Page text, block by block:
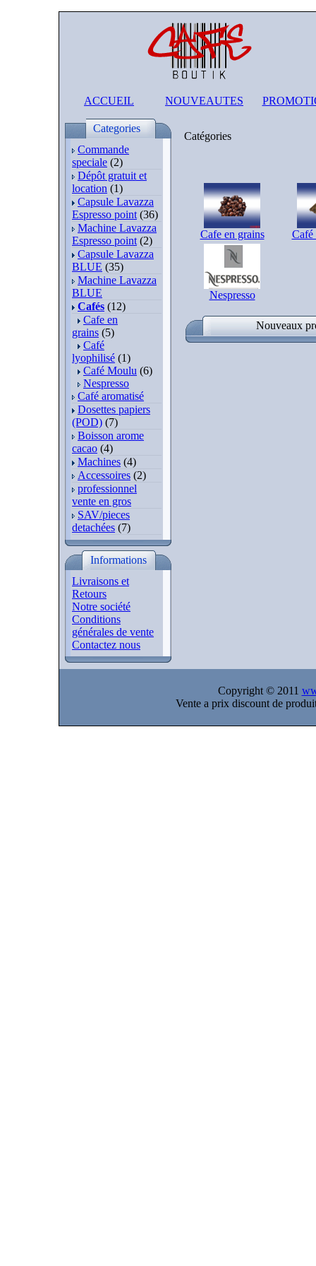
ACCUEIL NOUVEAUTES
Categories
Commande
speciale (2)
Dépôt gratuit et
location (1)
Capsule Lavazza
Espresso point (36)
Machine Lavazza
Espresso point (2)
Capsule Lavazza
BLUE (35)
Machine Lavazza
BLUE
Cafés (12)
Cafe en
grains (5)
Café
lyophilisé (1)
Café Moulu (6)
Nespresso
Café aromatisé
Dosettes papiers
(POD) (7)
Boisson arome
cacao (4)
Machines (4)
Accessoires (2)
professionnel
vente en gros
SAV/pieces
detachées (7)
Informations
Livraisons et
Retours
Notre société
Conditions
générales de vente
Contactez nous
Catégories
Cafe en grains Café
Nespresso
Nouveaux
Copyright © 2011
Vente a prix discount de